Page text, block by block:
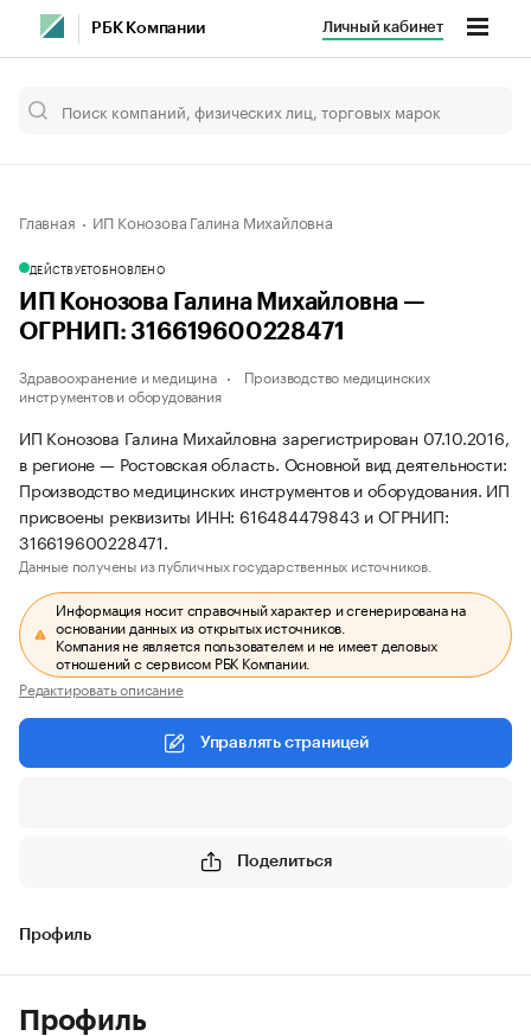
РБК Компании Личный кабинет
Главная ИП Конозова Галина Михайловна
ДЕЙСТВУЕТОБНОВЛЕНО
ИП Конозова Галина Михайловна —
ОГРНИП: 316619600228471
Здравоохранение и медицина
Производство медицинских
инструментов и оборудования
ИП Конозова Галина Михайловна зарегистрирован 07.10.2016,
в регионе — Ростовская область. Основной вид деятельности:
Производство медицинских инструментов и оборудования. ИП
присвоены реквизиты ИНН: 616484479843 и ОГРНИП:
316619600228471.
Данные получены из публичных государственных источников.
Информация носит справочный характер и сгенерирована на
основании данных из открытых источников.
Компания не является пользователем и не имеет деловых
отношений с сервисом РБК Компании.
Редактировать описание
Управлять страницей
Поделиться
Профиль
Профиль